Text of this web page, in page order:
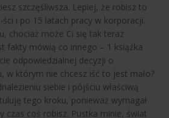
szczęśliwsza. Lepiej, że robisz to
i po 15 latach pracy w korporacji.
chociaż może Ci się tak teraz
fakty mówią co innego – 1 książka
odpowiedzialnej decyzji o
w którym nie chcesz iść to jest mało?
siebie i pójściu właściwą
tego kroku, ponieważ wymagał
czas coś robisz. Pustka minie, świat